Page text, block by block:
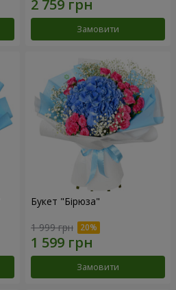
Замовити
Букет "Бірюза"
1 999 грн
Замовити